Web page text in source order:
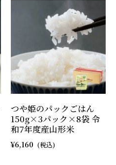
つや姫のパックごはん
150g×3パック×8袋 令
和7年度産山形米
6,160